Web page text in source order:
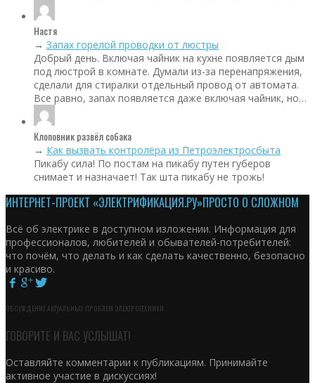
Настя
→ Запах горелой проводки от люстры
Добрый день. Включая чайник на кухне появляется дым
под люстрой в комнате. Думали из-за перенапряжения,
сделали для стиралки отдельный провод от автомата.
Все равно, запах появляется даже включая чайник, но…
Клоповник развёл собака
→ Как вызвать контролёра из Петроэлектросбыта
Пикабу сила! По постам на пикабу путен губеров
снимает и назначает! Так шта пикабу не трожь!
ИНТЕРНЕТ-ПРОЕКТ «ЭЛЕКТРИФИКАЦИЯ.РУ»ПРОСТО О СЛОЖНОМ
Всё об электрике в доступном изложении. Информация для
профессионалов, любителей и обывателей-потребителей:
что почём, что делать и как сделать качественно, безопасно
и красиво.
ОБСУЖДЕНИЕ АКТУАЛЬНЫХ ПРОБЛЕМ ЭЛЕКТРОТЕХНИКИ
ГОВОРИТЕ И ВАС УСЛЫШАТ!
Оставляйте комментарии к публикациям. Принимайте
активное участие в дискуссиях!